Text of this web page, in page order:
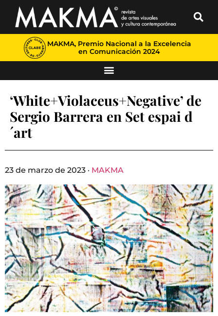
MAKMA, Premio Nacional a la Excelencia
en Comunicación 2024
‘White+Violaceus+Negative’ de
Sergio Barrera en Set espai d
´art
23 de marzo de 2023 · MAKMA